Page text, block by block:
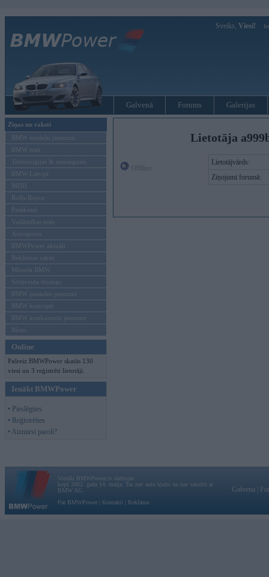
Sveiks, Viesi!
Galvenā Forums Galerijas
Ziņas un raksti
BMW modeļu jaunumi
BMW testi
Tehnoloģijas & sasniegumi
BMW Latvijā
MINI
Rolls-Royce
Pasākumi
Vadāmības tests
Autosports
BMWPower aktuāli
Reklāmas raksti
Mēneša BMW
Sērijveida tūnings
BMW pasaules jaunumi
BMW koncepti
BMW konkurentu jaunumi
Moto
Online
Pašreiz BMWPower skatās 130
viesi un 3 reģistrēti lietotāji.
Ienākt BMWPower
• Pieslēgties
• Reģistrēties
• Aizmirsi paroli?
Lietotāja
Lietotājvārds:
Ziņojumi forumā:
Vortāls BMWPower.lv darbojas
kopš 2002. gada 14. maija. Tas nav auto klubs un nav saistīts ar
BMW AG.
Par BMWPower
Kontakti Reklāma
Galvena